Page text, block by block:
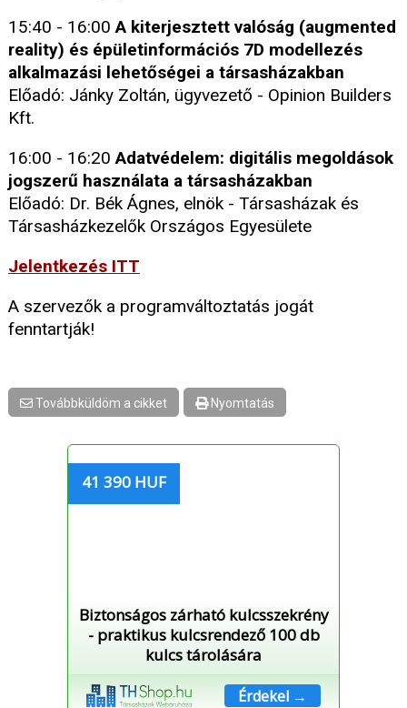
15:40 - 16:00A kiterjesztett valóság (augmented
reality) és épületinformációs 7D modellezés
alkalmazási lehetőségei a társasházakban
Előadó: Jánky Zoltán, ügyvezető - Opinion Builders
Kft.
16:00 - 16:20Adatvédelem: digitális megoldások
jogszerű használata a társasházakban
Előadó: Dr. Bék Ágnes, elnök - Társasházak és
Társasházkezelők Országos Egyesülete
Jelentkezés ITT
A szervezők a programváltoztatás jogát
fenntartják!
Továbbküldöm a cikket Nyomtatás
41 390 HUF
Biztonságos zárható kulcsszekrény
- praktikus kulcsrendező 100 db
kulcs tárolására
Érdekel →